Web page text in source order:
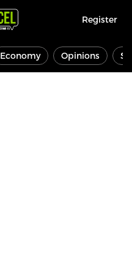
Register
Economy Opinions